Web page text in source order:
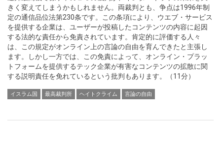
きく変えてしまうかもしれません。両裁判とも、争点は1996年制
定の通信品位法第230条です。この条項により、ウエブ・サービス
を提供する企業は、ユーザーが投稿したコンテンツの内容に起因
する法的な責任から免責されています。肯定的に評価する人々
は、この規定がオンライン上の言論の自由を育んできたと主張し
ます。しかし一方では、この免責によって、オンライン・プラッ
トフォームを提供するテック企業が有害なコンテンツの拡散に関
する説明責任を免れているという批判もあります。（11分）
イスラム国 最高裁判所 ヘイトクライム 言論の自由